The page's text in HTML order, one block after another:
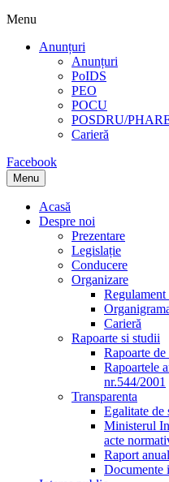
Menu
Anunțuri
Anunțuri
PoIDS
PEO
POCU
POSDRU/
Carieră
Facebook
Menu
Acasă
Despre noi
Prezentare
Legislație
Conducere
Organizare
Carieră
Rapoarte si studii
Rapoarte
Rapoartele
nr.544/2001
Transparenta
Egalitate de
Ministerul
acte
Raport
Documente